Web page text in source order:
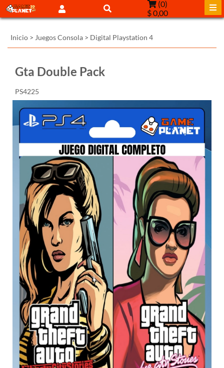
(0)
$ 0,00
Inicio > Juegos Consola > Digital Playstation 4
Gta Double Pack
PS4225